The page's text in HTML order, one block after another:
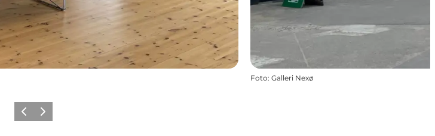
Foto: Galleri Nexø
ForrigeNæste